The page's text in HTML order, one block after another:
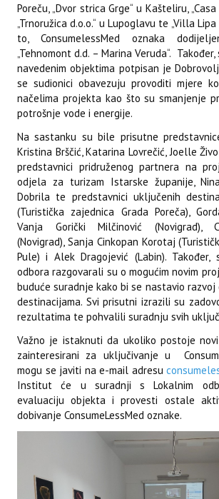
Poreču, „Dvor strica Grge“ u Kašteliru,
„Trnoružica d.o.o.“ u Lupoglavu te „Villa Lipa
to, ConsumelessMed oznaka
„Tehnomont d.d. – Marina Veruda“.
navedenim objektima potpisan je
se sudionici obavezuju provoditi mjere
načelima projekta kao što su smanjenje
potrošnje vode i energije.
Na sastanku su bile prisutne
Kristina Brščić, Katarina Lovrečić, Joelle
predstavnici pridruženog partnera na
odjela za turizam Istarske županije,
Dobrila te predstavnici uključenih
(Turistička zajednica Grada Poreča),
Vanja Gorički Milčinović (Novigrad),
(Novigrad), Sanja Cinkopan Korotaj
Pule) i Alek Dragojević (Labin). Također,
odbora razgovarali su o mogućim novim
buduće suradnje kako bi se nastavio
destinacijama. Svi prisutni izrazili su
rezultatima te pohvalili suradnju svih
Važno je istaknuti da ukoliko postoje
zainteresirani za uključivanje u
mogu se javiti na e-mail adresu
Institut će u suradnji s Lokalnim
evaluaciju objekta i provesti ostale
dobivanje ConsumeLessMed oznake.